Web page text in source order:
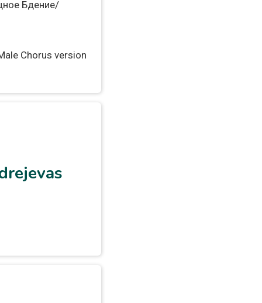
Бдение/
Chorus version